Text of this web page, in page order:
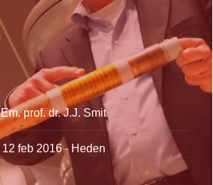
Em. prof. dr. J.J. Smit
12 feb 2016 - Heden